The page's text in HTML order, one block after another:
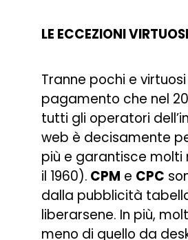
LE ECCEZIONI
Tranne pochi e
pagamento che nel
tutti gli operatori
web è decisamente
più e garantisce molti
il 1960). CPM e CPC
dalla pubblicità
liberarsene. In più,
meno di quello da